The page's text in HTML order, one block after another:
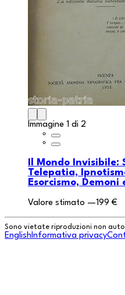
Immagine 1 di 2
Il Mondo
Telepatia,
Esorcismo, Demoni
Valore stimato —199 €
Sono vietate riproduzioni non
English Informativa privacy